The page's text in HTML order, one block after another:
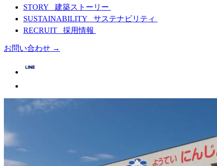
STORY 建築ストーリー
SUSTAINABILITY サステナビリティ
RECRUIT 採用情報
お問い合わせ →